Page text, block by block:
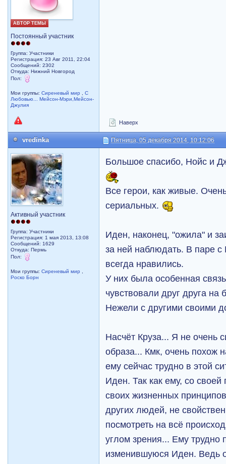
АВТОР ТЕМЫ
Постоянный участник
Группа: Участники
Регистрация: 23 Авг 2011, 22:04
Сообщений: 2302
Откуда: Нижний Новгород
Пол:
Мои группы:Сиреневый мир ,С
Любовью... Мейсон-Мэри,Мейсон-
Джулия
Наверх
vredinka Пятница, 05 декабря 2014, 10:12:06
Активный участник
Группа: Участники
Регистрация: 1 мая 2013, 13:08
Сообщений: 1629
Откуда: Пермь
Пол:
Мои группы:Сиреневый мир
Роско Борн
Большое спасибо, Нойс и
Все герои, как живые.
сериальных.
Иден, наконец, "ожила" и
за ней наблюдать. В паре
всегда нравились.
У них была особенная
чувствовали друг друга на
Нежели с другими своими
Насчёт Круза... Я не очень
образа... Кмк, очень
ему сейчас трудно в этой
Иден. Так как ему, со
своих жизненных
других людей, не
посмотреть на всё
углом зрения... Ему трудно
изменившуюся Иден. Ведь